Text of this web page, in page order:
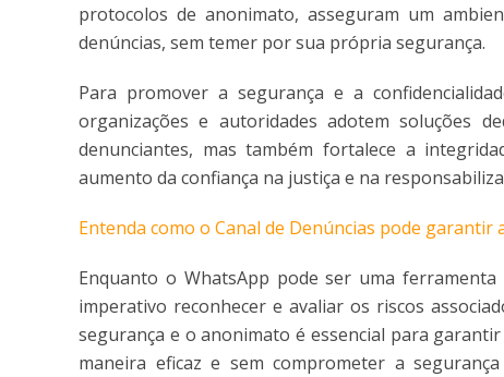
protocolos de anonimato, asseguram um
denúncias, sem temer por sua própria segurança.
Para promover a segurança e a
organizações e autoridades adotem soluções
denunciantes, mas também fortalece a
aumento da confiança na justiça e na
Entenda como o Canal de Denúncias pode garantir
Enquanto o WhatsApp pode ser uma
imperativo reconhecer e avaliar os riscos
segurança e o anonimato é essencial para
maneira eficaz e sem comprometer a